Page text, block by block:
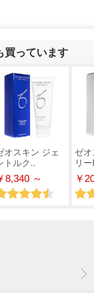
買っています
オスキン ジェ
トルク..
8,340 ～
ゼ
リ
￥